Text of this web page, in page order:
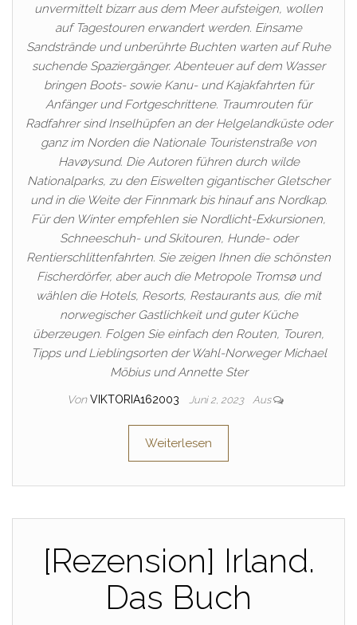
unvermittelt bizarr aus dem Meer aufsteigen, wollen
auf Tagestouren erwandert werden. Einsame
Sandstrände und unberührte Buchten warten auf Ruhe
suchende Spaziergänger. Abenteuer auf dem Wasser
bringen Boots- sowie Kanu- und Kajakfahrten für
Anfänger und Fortgeschrittene. Traumrouten für
Radfahrer sind Inselhüpfen an der Helgelandküste oder
ganz im Norden die Nationale Touristenstraße von
Havøysund. Die Autoren führen durch wilde
Nationalparks, zu den Eiswelten gigantischer Gletscher
und in die Weite der Finnmark bis hinauf ans Nordkap.
Für den Winter empfehlen sie Nordlicht-Exkursionen,
Schneeschuh- und Skitouren, Hunde- oder
Rentierschlittenfahrten. Sie zeigen Ihnen die schönsten
Fischerdörfer, aber auch die Metropole Tromsø und
wählen die Hotels, Resorts, Restaurants aus, die mit
norwegischer Gastlichkeit und guter Küche
überzeugen. Folgen Sie einfach den Routen, Touren,
Tipps und Lieblingsorten der Wahl-Norweger Michael
Möbius und Annette Ster
Von VIKTORIA162003 Juni 2, 2023 Aus
Weiterlesen
[Rezension] Irland.
Das Buch